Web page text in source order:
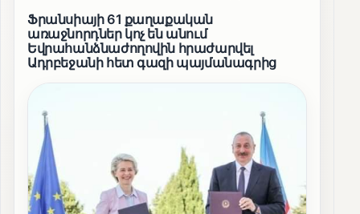
Ֆրանսիայի 61 քաղաքական
առաջնորդներ կոչ են անում
Եվրահանձնաժողովին հրաժարվել
Ադրբեջանի հետ գազի պայմանագրից